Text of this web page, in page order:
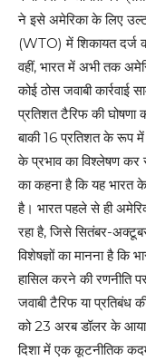
ने इसे अमेरिका के लिए
(WTO) में शिकायत दर्ज
वहीं, भारत में अभी तक
कोई ठोस जवाबी
प्रतिशत टैरिफ की
बाकी 16 प्रतिशत के रूप में
के प्रभाव का विश्लेषण कर
का कहना है कि यह भारत
है। भारत पहले से ही
रहा है, जिसे सितंबर-
विशेषज्ञों का मानना है कि
हासिल करने की रणनीति
जवाबी टैरिफ या प्रतिबंध
को 23 अरब डॉलर के
दिशा में एक कूटनीतिक